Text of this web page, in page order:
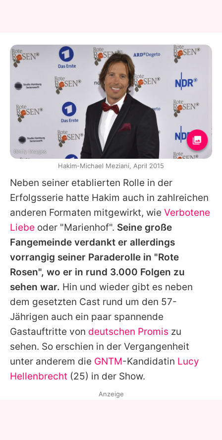
Neben seiner etablierten Rolle in der
Erfolgsserie hatte Hakim auch in zahlreichen
anderen Formaten mitgewirkt, wie Verbotene
Liebe oder "Marienhof". Seine große
Fangemeinde verdankt er allerdings
vorrangig seiner Paraderolle in "Rote
Rosen", wo er in rund 3.000 Folgen zu
sehen war. Hin und wieder gibt es neben
dem gesetzten Cast rund um den 57-
Jährigen auch ein paar spannende
Gastauftritte von deutschen Promis zu
sehen. So erschien in der Vergangenheit
unter anderem die GNTM-Kandidatin Lucy
Hellenbrecht (25) in der Show.
Getty Images
Hakim-Michael Meziani, April 2015
Anzeige